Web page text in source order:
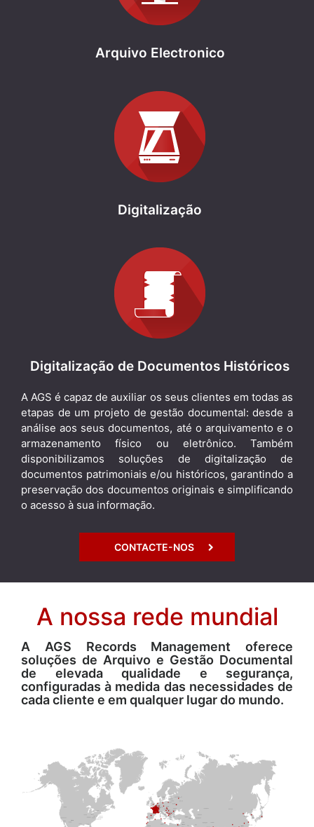
Arquivo Electronico
Digitalização
Digitalização de Documentos Históricos
A AGS é capaz de auxiliar os seus clientes em todas as
etapas de um projeto de gestão documental: desde a
análise aos seus documentos, até o arquivamento e o
armazenamento físico ou eletrônico. Também
disponibilizamos soluções de digitalização de
documentos patrimoniais e/ou históricos, garantindo a
preservação dos documentos originais e simplificando
o acesso à sua informação.
CONTACTE-NOS
A nossa rede mundial
A AGS Records Management oferece
soluções de Arquivo e Gestão Documental
de elevada qualidade e segurança,
configuradas à medida das necessidades de
cada cliente e em qualquer lugar do mundo.